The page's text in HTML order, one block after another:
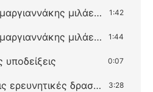
Ο Γιώργος Αμαργιαννάκης μιλάει για τον Κώστα Μουντάκη 1:42
Ο Γιώργος Αμαργιαννάκης μιλάει για το διδακτικό / εκπαιδευτικό έργο του Κώστα Μουντάκη 1:44
0:07
Αναφορά στις ερευνητικές δραστηριότητες του τομέα μουσικολογίας του πανεπιστημίου Κρήτης 3:28